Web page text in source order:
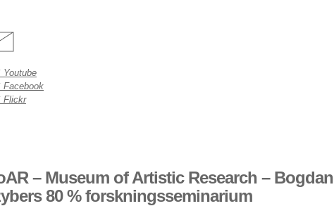
Youtube
Facebook
Flickr
– Museum of Artistic Research – Bogdan
80 % forskningsseminarium